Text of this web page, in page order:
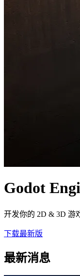
Godot
开发你的 2D & 3D 游
下载最新版
最新消息